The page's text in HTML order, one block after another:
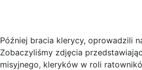
Później bracia klerycy, oprowadzili
Zobaczyliśmy zdjęcia
misyjnego, kleryków w roli